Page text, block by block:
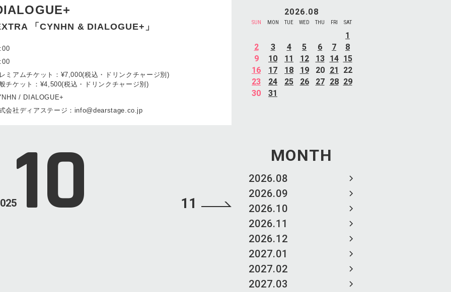
2026.08
SUN MON TUE WED THU FRI SAT
1
2
3 4 5 6 7
8
9
10 11 12 13 14 15
16
17 18 19 20 21
22
23
24 25 26 27 28 29
30
31
MONTH
2026.08
2026.09
2026.10
2026.11
2026.12
2027.01
2027.02
2027.03
「CYNHN & DIALOGUE+」
ミアムチケット：¥7,000(税込・ドリンクチャージ別)
チケット：¥4,500(税込・ドリンクチャージ別)
/ DIALOGUE+
会社ディアステージ：info@dearstage.co.jp
10 11